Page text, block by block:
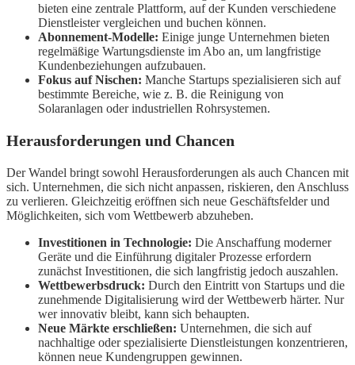
bieten eine zentrale Plattform, auf der Kunden verschiedene
Dienstleister vergleichen und buchen können.
Abonnement-Modelle: Einige junge Unternehmen bieten
regelmäßige Wartungsdienste im Abo an, um langfristige
Kundenbeziehungen aufzubauen.
Fokus auf Nischen: Manche Startups spezialisieren sich auf
bestimmte Bereiche, wie z. B. die Reinigung von
Solaranlagen oder industriellen Rohrsystemen.
Herausforderungen und Chancen
Der Wandel bringt sowohl Herausforderungen als auch Chancen mit
sich. Unternehmen, die sich nicht anpassen, riskieren, den Anschluss
zu verlieren. Gleichzeitig eröffnen sich neue Geschäftsfelder und
Möglichkeiten, sich vom Wettbewerb abzuheben.
Investitionen in Technologie: Die Anschaffung moderner
Geräte und die Einführung digitaler Prozesse erfordern
zunächst Investitionen, die sich langfristig jedoch auszahlen.
Wettbewerbsdruck: Durch den Eintritt von Startups und die
zunehmende Digitalisierung wird der Wettbewerb härter. Nur
wer innovativ bleibt, kann sich behaupten.
Neue Märkte erschließen: Unternehmen, die sich auf
nachhaltige oder spezialisierte Dienstleistungen konzentrieren,
können neue Kundengruppen gewinnen.